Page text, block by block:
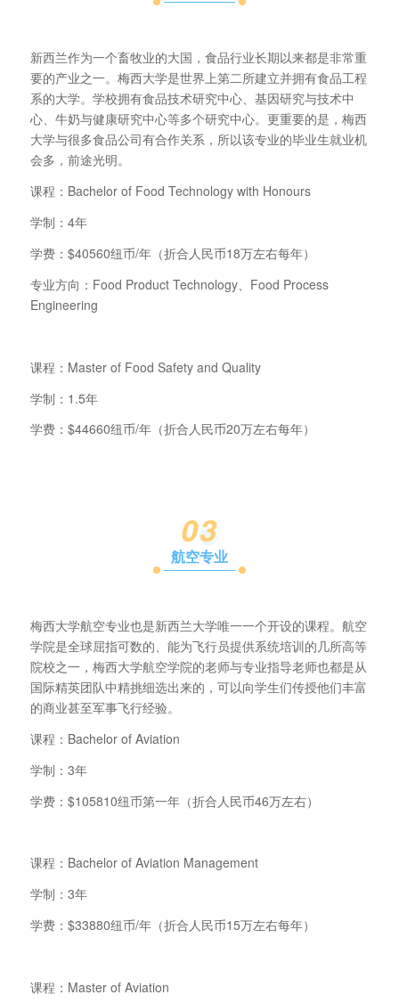
新西兰作为一个畜牧业的大国，食品行业长期以来都是非常重
要的产业之一。梅西大学是世界上第二所建立并拥有食品工程
系的大学。学校拥有食品技术研究中心、基因研究与技术中
心、牛奶与健康研究中心等多个研究中心。更重要的是，梅西
大学与很多食品公司有合作关系，所以该专业的毕业生就业机
会多，前途光明。
课程：Bachelor of Food Technology with Honours
学制：4年
学费：$40560纽币/年（折合人民币18万左右每年）
专业方向：Food Product Technology、Food Process
Engineering
课程：Master of Food Safety and Quality
学制：1.5年
学费：$44660纽币/年（折合人民币20万左右每年）
03
航空专业
梅西大学航空专业也是新西兰大学唯一一个开设的课程。航空
学院是全球屈指可数的、能为飞行员提供系统培训的几所高等
院校之一，梅西大学航空学院的老师与专业指导老师也都是从
国际精英团队中精挑细选出来的，可以向学生们传授他们丰富
的商业甚至军事飞行经验。
课程：Bachelor of Aviation
学制：3年
学费：$105810纽币第一年（折合人民币46万左右）
课程：Bachelor of Aviation Management
学制：3年
学费：$33880纽币/年（折合人民币15万左右每年）
课程：Master of Aviation